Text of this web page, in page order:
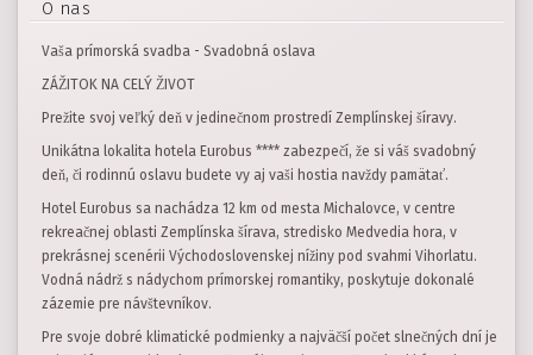
O nas
Vaša prímorská svadba - Svadobná oslava
ZÁŽITOK NA CELÝ ŽIVOT
Prežite svoj veľký deň v jedinečnom prostredí Zemplínskej šíravy.
Unikátna lokalita hotela Eurobus **** zabezpečí, že si váš svadobný
deň, či rodinnú oslavu budete vy aj vaši hostia navždy pamätať.
Hotel Eurobus sa nachádza 12 km od mesta Michalovce, v centre
rekreačnej oblasti Zemplínska šírava, stredisko Medvedia hora, v
prekrásnej scenérii Východoslovenskej nížiny pod svahmi Vihorlatu.
Vodná nádrž s nádychom prímorskej romantiky, poskytuje dokonalé
zázemie pre návštevníkov.
Pre svoje dobré klimatické podmienky a najväčší počet slnečných dní je